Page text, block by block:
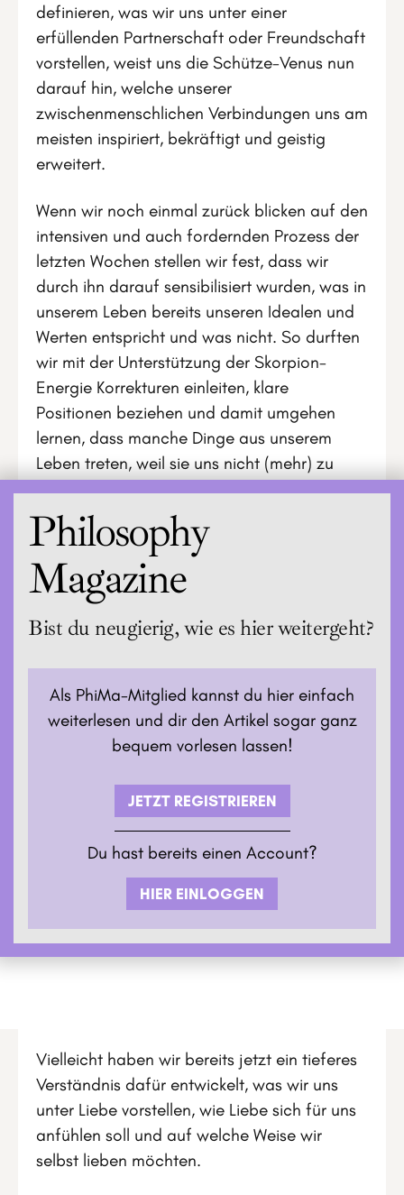
definieren, was wir uns unter einer
erfüllenden Partnerschaft oder Freundschaft
vorstellen, weist uns die Schütze-Venus nun
darauf hin, welche unserer
zwischenmenschlichen Verbindungen uns am
meisten inspiriert, bekräftigt und geistig
erweitert.
Wenn wir noch einmal zurück blicken auf den
intensiven und auch fordernden Prozess der
letzten Wochen stellen wir fest, dass wir
durch ihn darauf sensibilisiert wurden, was in
unserem Leben bereits unseren Idealen und
Werten entspricht und was nicht. So durften
wir mit der Unterstützung der Skorpion-
Energie Korrekturen einleiten, klare
Positionen beziehen und damit umgehen
lernen, dass manche Dinge aus unserem
Leben treten, weil sie uns nicht (mehr) zu
Philosophy
Magazine
Bist du neugierig, wie es hier weitergeht?
Als PhiMa-Mitglied kannst du hier einfach
weiterlesen und dir den Artikel sogar ganz
bequem vorlesen lassen!
JETZT REGISTRIEREN
Du hast bereits einen Account?
HIER EINLOGGEN
Vielleicht haben wir bereits jetzt ein tieferes
Verständnis dafür entwickelt, was wir uns
unter Liebe vorstellen, wie Liebe sich für uns
anfühlen soll und auf welche Weise wir
selbst lieben möchten.